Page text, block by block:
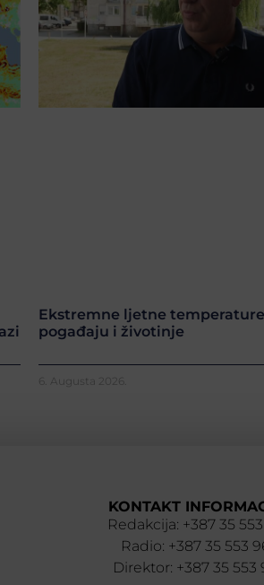
Ekstremne ljetne
pogađaju i životinje
6. Augusta 2026.
KONTAKT
Redakcija: +387 35
Radio: +387 35 553
Direktor: +387 35 553